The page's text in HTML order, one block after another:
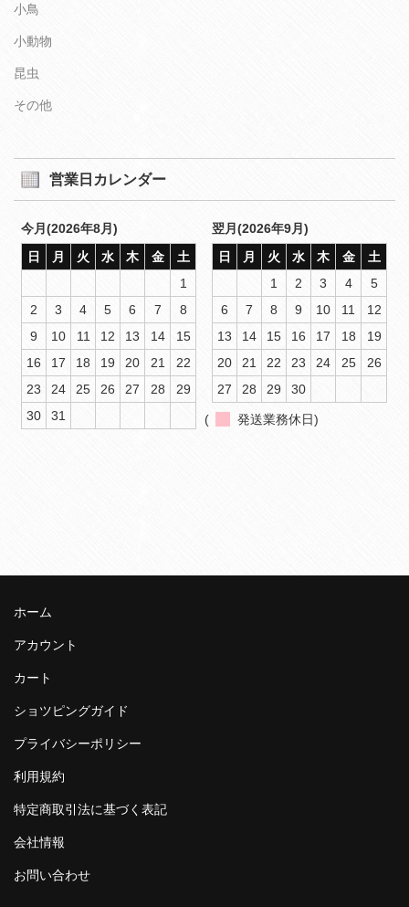
小鳥
小動物
昆虫
その他
営業日カレンダー
今月(2026年8月)
日
月 火 水 木 金
土
1
2
3 4 5 6 7
8
9
10 11 12 13 14
15
16
17 18 19 20 21
22
23
24 25 26 27 28
29
30
31
翌月(2026年9月)
日
月 火 水 木 金
土
1
2 3 4
5
6
7 8 9 10 11
12
13
14 15 16 17 18
19
20
21 22 23 24 25
26
27
28 29 30
( 発送業務休日)
ホーム
アカウント
カート
ショツピングガイド
プライバシーポリシー
利用規約
特定商取引法に基づく表記
会社情報
お問い合わせ